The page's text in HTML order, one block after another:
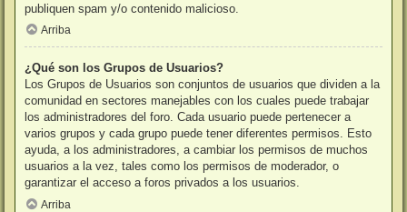
publiquen spam y/o contenido malicioso.
Arriba
¿Qué son los Grupos de Usuarios?
Los Grupos de Usuarios son conjuntos de usuarios que dividen a la
comunidad en sectores manejables con los cuales puede trabajar
los administradores del foro. Cada usuario puede pertenecer a
varios grupos y cada grupo puede tener diferentes permisos. Esto
ayuda, a los administradores, a cambiar los permisos de muchos
usuarios a la vez, tales como los permisos de moderador, o
garantizar el acceso a foros privados a los usuarios.
Arriba